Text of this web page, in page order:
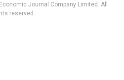
Journal Company Limited. All
reserved.